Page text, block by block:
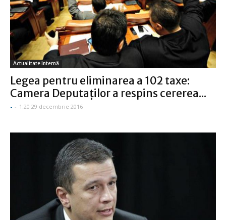
Actualitate Internă
Legea pentru eliminarea a 102 taxe:
Camera Deputaţilor a respins cererea...
- - 1:20 29 decembrie 2016